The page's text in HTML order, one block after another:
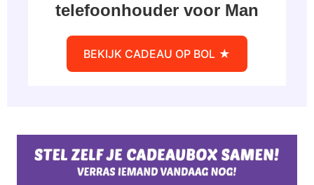
telefoonhouder voor Man
BEKIJK CADEAU OP BOL